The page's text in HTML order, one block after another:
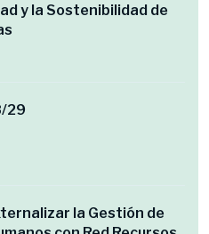
y la Sostenibilidad de
29
la Gestión de